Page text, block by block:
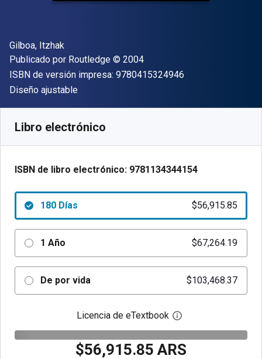
Autor(es)
Gilboa, Itzhak
Editor
Publicado por Routledge Copyright
© 2004
ISBN de versión impresa: 9780415324946
Formato
Diseño ajustable
Libro electrónico
ISBN de libro electrónico: 9781134344154
180 Días $56,915.85
1 Año $67,264.19
De por vida $103,468.37
Licencia de eTextbook Abre el cuadro de
$56,915.85 ARS